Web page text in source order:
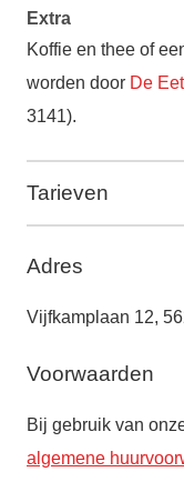
Extra
Koffie en thee of
worden door De
3141).
Tarieven
Adres
Vijfkamplaan 12,
Voorwaarden
Bij gebruik van
algemene